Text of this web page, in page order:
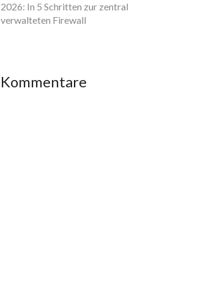
2026: In 5 Schritten zur zentral
verwalteten Firewall
Kommentare